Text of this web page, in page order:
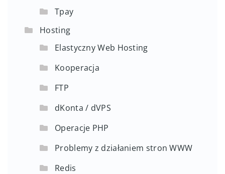
Tpay
Hosting
Elastyczny Web Hosting
Kooperacja
FTP
dKonta / dVPS
Operacje PHP
Problemy z działaniem stron WWW
Redis